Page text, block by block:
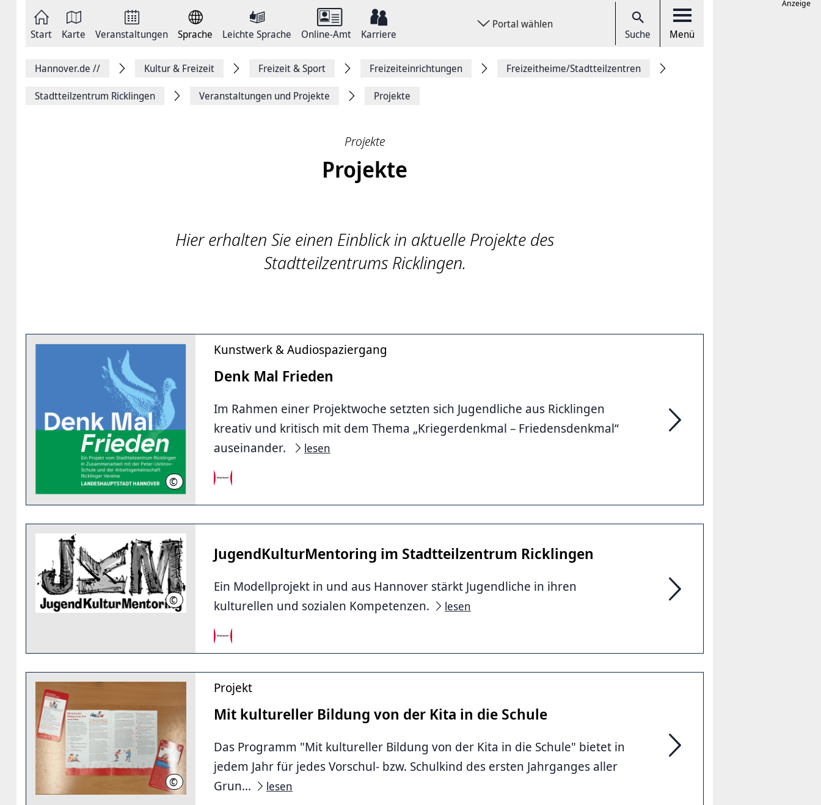
springen
Start Karte Veranstaltungen Sprache Leichte Sprache Online-Amt Karriere
Portal wählen
Suche Menü
FacebookHannover.de // Kultur & Freizeit Freizeit & Sport Freizeiteinrichtungen Freizeitheime/Stadtteilzentren
Stadtteilzentrum Ricklingen Veranstaltungen und Projekte Projekte
Projekte
Projekte
Hier erhalten Sie einen Einblick in aktuelle Projekte des
Stadtteilzentrums Ricklingen.
© LHH
Kunstwerk & Audiospaziergang
Denk Mal Frieden
Im Rahmen einer Projektwoche setzten sich Jugendliche aus Ricklingen
kreativ und kritisch mit dem Thema „Kriegerdenkmal – Friedensdenkmal“
auseinander.
lesen
© Joy Lohmann
JugendKulturMentoring im Stadtteilzentrum Ricklingen
Ein Modellprojekt in und aus Hannover stärkt Jugendliche in ihren
kulturellen und sozialen Kompetenzen.
lesen
© LHH
Projekt
Mit kultureller Bildung von der Kita in die Schule
Das Programm "Mit kultureller Bildung von der Kita in die Schule" bietet in
jedem Jahr für jedes Vorschul- bzw. Schulkind des ersten Jahrganges aller
Grun...
lesen
Anzeige